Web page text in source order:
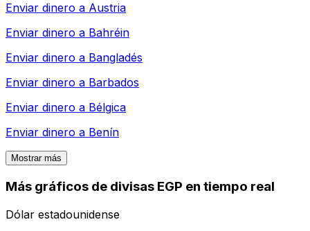
Enviar dinero a Austria
Enviar dinero a Bahréin
Enviar dinero a Bangladés
Enviar dinero a Barbados
Enviar dinero a Bélgica
Enviar dinero a Benín
Mostrar más
Más gráficos de divisas EGP en tiempo real
Dólar estadounidense